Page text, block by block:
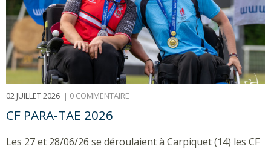
02 JUILLET 2026 | 0 COMMENTAIRE
CF PARA-TAE 2026
Les 27 et 28/06/26 se déroulaient à Carpiquet (14) les CF